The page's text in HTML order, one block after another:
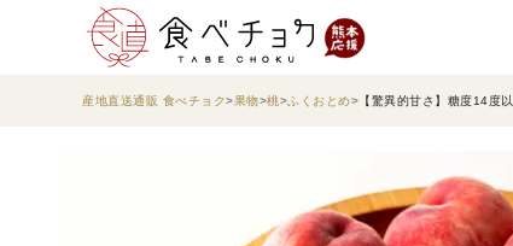
産地直送通販 食べチョク 果物 桃 ふくおとめ 【驚異的甘さ】糖度14度